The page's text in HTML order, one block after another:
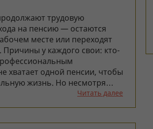
трудовую
на пенсию — остаются
месте или переходят
Причины у каждого свои: кто-
хватает одной пенсии, чтобы
жизнь. Но несмотря…
Читать далее